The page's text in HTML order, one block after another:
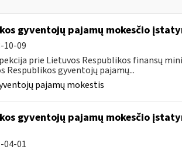
gyventojų pajamų mokesčio
10-09
prie Lietuvos Respublikos finansų
gyventojų pajamų...
pajamų mokestis
gyventojų pajamų mokesčio
04-01